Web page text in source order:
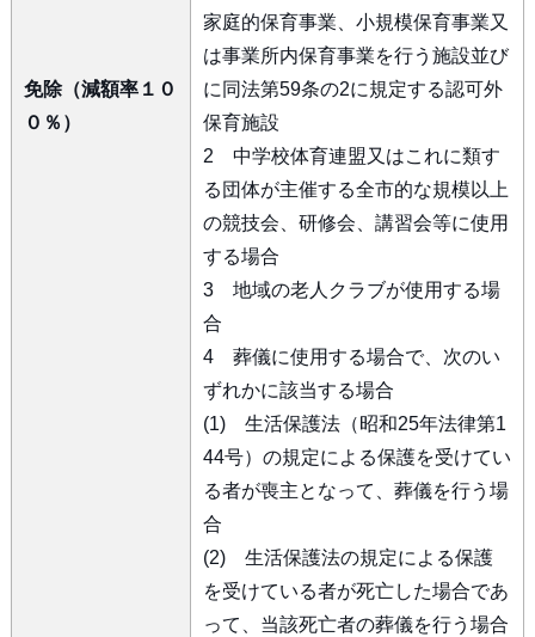
免除（減額率１０
０％）
家庭的保育事業、小規模保育事業又
は事業所内保育事業を行う施設並び
に同法第59条の2に規定する認可外
保育施設
2 中学校体育連盟又はこれに類す
る団体が主催する全市的な規模以上
の競技会、研修会、講習会等に使用
する場合
3 地域の老人クラブが使用する場
合
4 葬儀に使用する場合で、次のい
ずれかに該当する場合
(1) 生活保護法（昭和25年法律第1
44号）の規定による保護を受けてい
る者が喪主となって、葬儀を行う場
合
(2) 生活保護法の規定による保護
を受けている者が死亡した場合であ
って、当該死亡者の葬儀を行う場合